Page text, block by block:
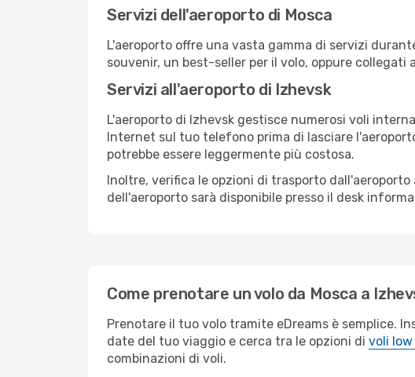
Servizi dell'aeroporto di Mosca
L'aeroporto offre una vasta gamma di servizi
souvenir, un best-seller per il volo, oppure
Servizi all'aeroporto di Izhevsk
L'aeroporto di Izhevsk gestisce numerosi voli
Internet sul tuo telefono prima di lasciare
potrebbe essere leggermente più costosa.
Inoltre, verifica le opzioni di trasporto
dell'aeroporto sarà disponibile presso il desk
Come prenotare un volo da Mosca a
Prenotare il tuo volo tramite eDreams è semplice.
date del tuo viaggio e cerca tra le opzioni di voli
combinazioni di voli.